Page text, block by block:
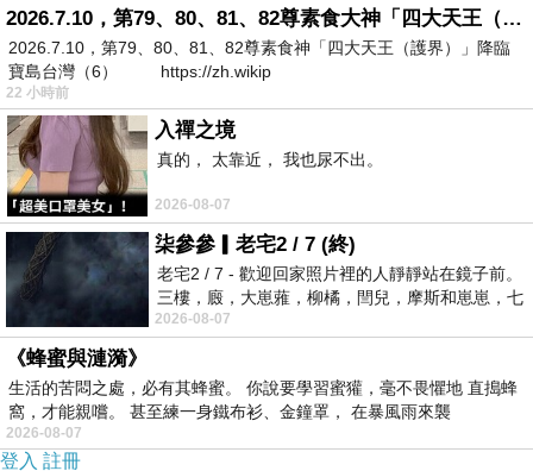
馬，多放生任其繁殖而危害作物，荷蘭政府乃糾捕而集
臨河之溪谷，即為走馬
2026.7.10，第79、80、81、82尊素食大神「四大天王（護界）」降臨寶島台灣（6）
2026.7.10，第79、80、81、82尊素食神「四大天王（護界）」降臨
寶島台灣（6） https://zh.wikip
22 小時前
入禪之境
真的， 太靠近， 我也尿不出。
2026-08-07
柒參參▎老宅2 / 7 (終)
老宅2 / 7 - 歡迎回家照片裡的人靜靜站在鏡子前。
三樓，廄，大崽蕥，柳橘，閆兒，摩斯和崽崽，七
個人整整齊齊地站在鏡框之外，如同
2026-08-07
《蜂蜜與漣漪》
生活的苦悶之處，必有其蜂蜜。 你說要學習蜜獾，毫不畏懼地 直搗蜂
窩，才能親嚐。 甚至練一身鐵布衫、金鐘罩， 在暴風雨來襲
2026-08-07
登入 註冊